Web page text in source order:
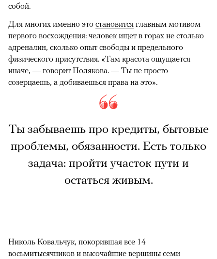
собой.
Для многих именно это становится главным мотивом
первого восхождения: человек ищет в горах не столько
адреналин, сколько опыт свободы и предельного
физического присутствия. «Там красота ощущается
иначе, — говорит Полякова. — Ты не просто
созерцаешь, а добиваешься права на это».
Ты забываешь про кредиты, бытовые
проблемы, обязанности. Есть только
задача: пройти участок пути и
остаться живым.
Николь Ковальчук, покорившая все 14
восьмитысячников и высочайшие вершины семи